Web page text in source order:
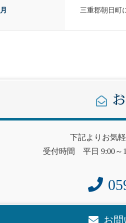
三重郡朝日町
下記よりお気
受付時間 平日 9:00
お